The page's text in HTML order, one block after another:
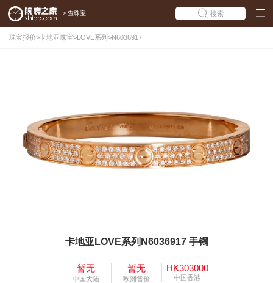
> 查珠宝 搜索
珠宝报价>卡地亚珠宝>LOVE系列 >N6036917
卡地亚LOVE系列N6036917 手镯
暂无
中国大陆
暂无
欧洲售价
HK303000
中国香港